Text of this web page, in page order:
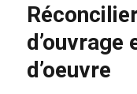
sont-
avec
l’utilisation
d’oeuvre